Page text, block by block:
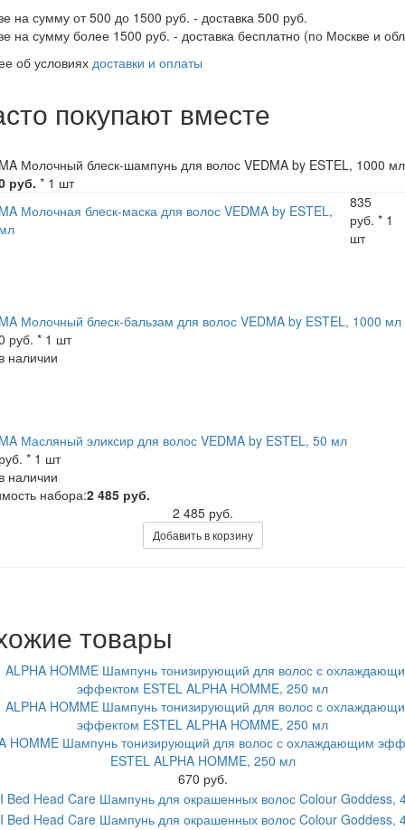
на сумму от 500 до 1500 руб. - доставка 500 руб.
на сумму более 1500 руб. - доставка бесплатно (по Москве и
об условиях доставки и оплаты
покупают вместе
Молочный блеск-шампунь для волос VEDMA by ESTEL, 1000 мл
руб. * 1 шт
Молочная блеск-маска для волос VEDMA by ESTEL,
835
руб. * 1
шт
Молочный блеск-бальзам для волос VEDMA by ESTEL, 1000 мл
руб. * 1 шт
наличии
Масляный эликсир для волос VEDMA by ESTEL, 50 мл
* 1 шт
наличии
набора:2 485 руб.
2 485 руб.
Добавить в корзину
товары
HOMME Шампунь тонизирующий для волос с охлаждающим
ESTEL ALPHA HOMME, 250 мл
670 руб.